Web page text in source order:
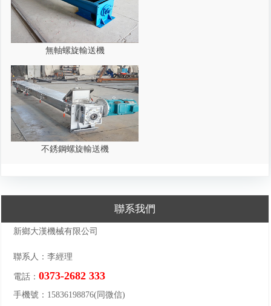
無軸螺旋輸送機
不銹鋼螺旋輸送機
聯系我們
新鄉大漢機械有限公司
聯系人：李經理
電話： 0373-2682 333
手機號：15836198876(同微信)